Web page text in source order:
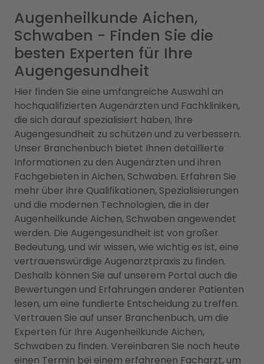
Augenheilkunde Aichen,
Schwaben - Finden Sie die
besten Experten für Ihre
Augengesundheit
Hier finden Sie eine umfangreiche Auswahl an
hochqualifizierten Augenärzten und Fachkliniken,
die sich darauf spezialisiert haben, Ihre
Augengesundheit zu schützen und zu verbessern.
Unser Branchenbuch bietet Ihnen detaillierte
Informationen zu den Augenärzten und ihren
Fachgebieten in Aichen, Schwaben. Erfahren Sie
mehr über ihre Qualifikationen, Spezialisierungen
und die modernen Technologien, die in der
Augenheilkunde Aichen, Schwaben angewendet
werden. Die Augengesundheit ist von großer
Bedeutung, und wir wissen, wie wichtig es ist, eine
vertrauenswürdige Augenarztpraxis zu finden.
Deshalb können Sie auf unserem Portal auch die
Bewertungen und Erfahrungen anderer Patienten
lesen, um eine fundierte Entscheidung zu treffen.
Vertrauen Sie auf unser Branchenbuch, um die
Experten für Ihre Augenheilkunde Aichen,
Schwaben zu finden. Vereinbaren Sie noch heute
einen Termin bei einem erfahrenen Facharzt, um